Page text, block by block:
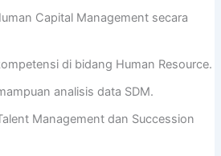
Capital Management secara
di bidang Human Resource.
analisis data SDM.
Management dan Succession